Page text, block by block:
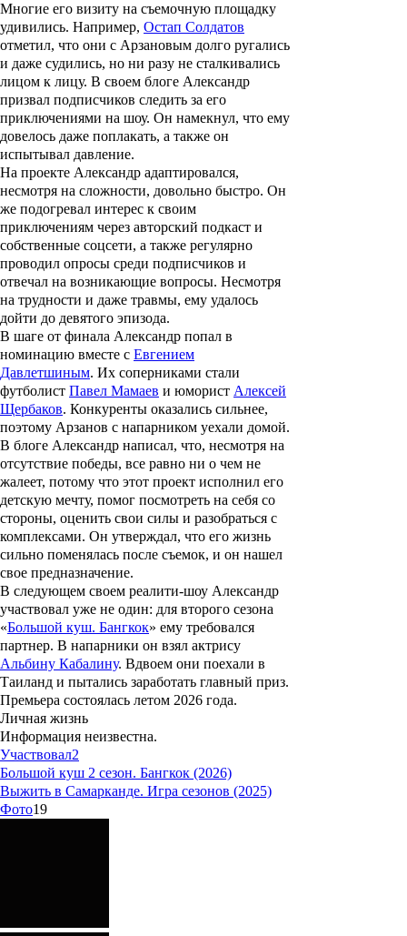
Многие его визиту на съемочную площадку
удивились. Например, Остап Солдатов
отметил, что они с Арзановым долго ругались
и даже судились, но ни разу не сталкивались
лицом к лицу. В своем блоге Александр
призвал подписчиков следить за его
приключениями на шоу. Он намекнул, что ему
довелось даже поплакать, а также он
испытывал давление.
На проекте Александр адаптировался,
несмотря на сложности, довольно быстро. Он
же подогревал интерес к своим
приключениям через авторский подкаст и
собственные соцсети, а также регулярно
проводил опросы среди подписчиков и
отвечал на возникающие вопросы. Несмотря
на трудности и даже травмы, ему удалось
дойти до девятого эпизода.
В шаге от финала Александр попал в
номинацию вместе с Евгением
Давлетшиным. Их соперниками стали
футболист Павел Мамаев и юморист Алексей
Щербаков. Конкуренты оказались сильнее,
поэтому Арзанов с напарником уехали домой.
В блоге Александр написал, что, несмотря на
отсутствие победы, все равно ни о чем не
жалеет, потому что этот проект исполнил его
детскую мечту, помог посмотреть на себя со
стороны, оценить свои силы и разобраться с
комплексами. Он утверждал, что его жизнь
сильно поменялась после съемок, и он нашел
свое предназначение.
В следующем своем реалити-шоу Александр
участвовал уже не один: для второго сезона
«Большой куш. Бангкок» ему требовался
партнер. В напарники он взял актрису
Альбину Кабалину. Вдвоем они поехали в
Таиланд и пытались заработать главный приз.
Премьера состоялась летом 2026 года.
Личная жизнь
Информация неизвестна.
Участвовал2
Большой куш 2 сезон. Бангкок (2026)
Выжить в Самарканде. Игра сезонов (2025)
Фото19